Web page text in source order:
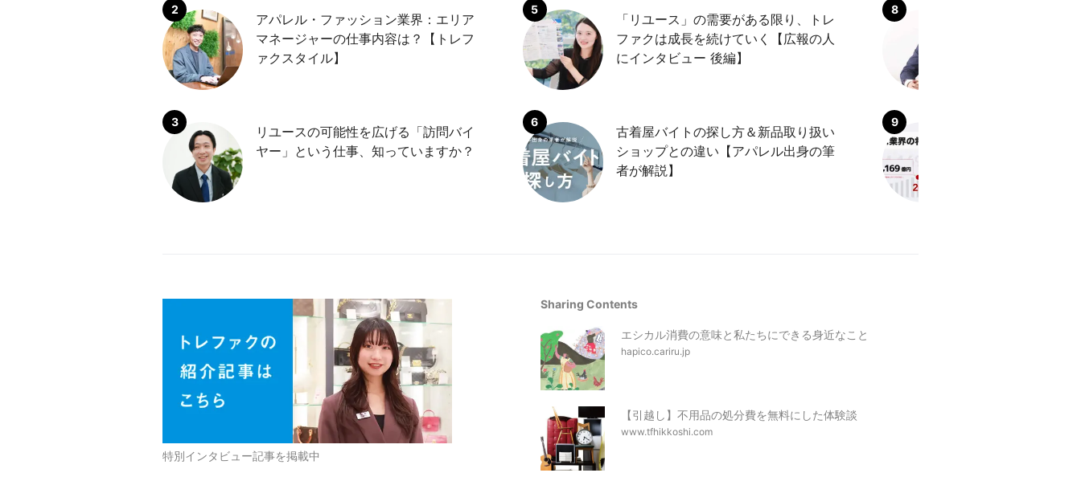
アパレル・ファッション業界：エリア
マネージャーの仕事内容は？【トレフ
ァクスタイル】
リユースの可能性を広げる「訪問バイ
ヤー」という仕事、知っていますか？
「リユース」の需要がある限り、トレ
ファクは成長を続けていく【広報の人
にインタビュー 後編】
古着屋バイトの探し方＆新品取り扱い
ショップとの違い【アパレル出身の筆
者が解説】
特別インタビュー記事を掲載中
Sharing Contents
エシカル消費の意味と私たちにできる身近なこと
hapico.cariru.jp
【引越し】不用品の処分費を無料にした体験談
www.tfhikkoshi.com